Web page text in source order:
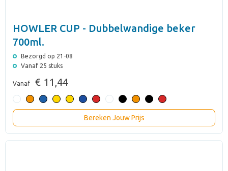
HOWLER CUP - Dubbelwandige beker
700ml.
Bezorgd op 21-08
Vanaf 25 stuks
Vanaf € 11,44
Bereken Jouw Prijs